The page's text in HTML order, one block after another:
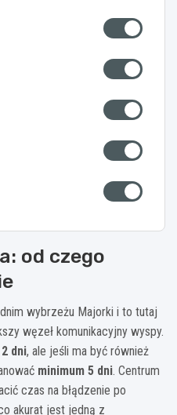
od czego
wybrzeżu Majorki i to tutaj
węzeł komunikacyjny wyspy.
2 dni, ale jeśli ma być również
minimum 5 dni. Centrum
czas na błądzenie po
akurat jest jedną z